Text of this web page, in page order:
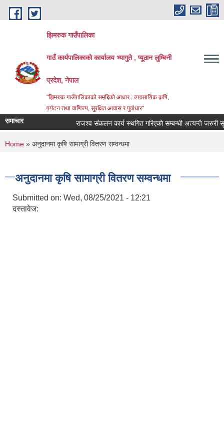
Skip to main content
झिमरुक गाउँपालिका
गाउँ कार्यपालिकाको कार्यालय भ्यागुते , प्यूठान लुम्बिनी
प्रदेश, नेपाल
"झिमरुक गाउँपालिकाको समृद्दिको आधार : व्यवसायिक कृषि,
पर्यटन तथा वाणिज्य, सुरक्षित आवास र पुर्वाधार"
समाचार राजश्व संकलन कार्य स्थगित गरिएको सम्बन्धी अत्यन्तै जरुरी
You are here
Home » अनुदानमा कृषि सामाग्री वितरण सम्वन्धमा
अनुदानमा कृषि सामाग्री वितरण सम्वन्धमा
Submitted on: Wed, 08/25/2021 - 12:21
दस्तावेज: